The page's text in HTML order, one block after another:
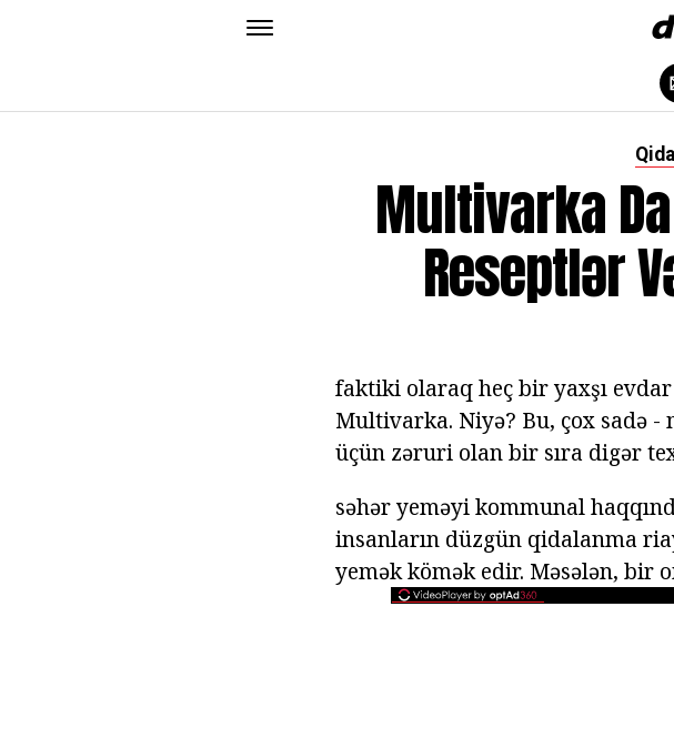
Multivarka
Reseptlər
faktiki olaraq heç bir yaxşı
Multivarka. Niyə? Bu, çox sadə -
üçün zəruri olan bir sıra digər
səhər yeməyi kommunal
insanların düzgün qidalanma
yemək kömək edir. Məsələn, bir